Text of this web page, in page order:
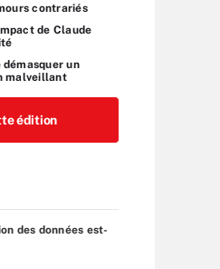
contrariés
de Claude
démasquer un
malveillant
édition
des données est-